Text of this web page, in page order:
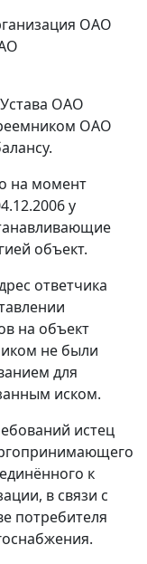
ОАО
ОАО
ОАО
на момент
у
объект.
ответчика
на объект
не были
для
иском.
истец
к
в связи с
потребителя